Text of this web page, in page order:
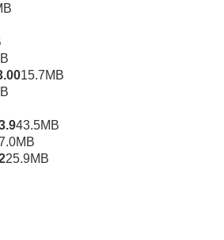
15.7MB
43.5MB
25.9MB